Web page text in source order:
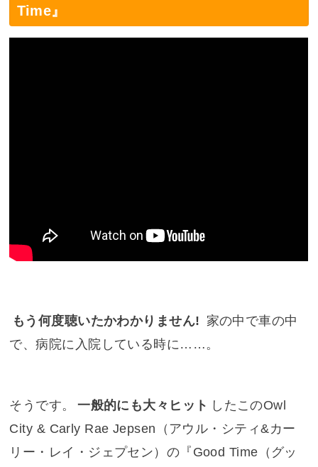
Time』
もう何度聴いたかわかりません! 家の中で車の中
で、病院に入院している時に……。
そうです。 一般的にも大々ヒット したこのOwl
City & Carly Rae Jepsen（アウル・シティ&カー
リー・レイ・ジェプセン）の『 Good Time（グッ